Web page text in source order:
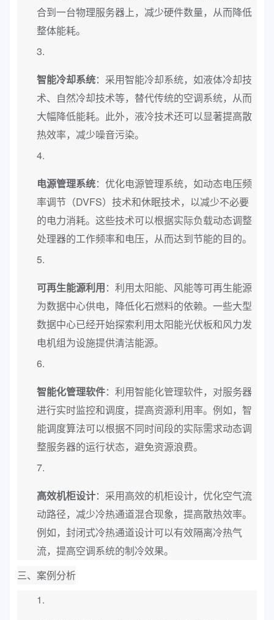
合到一台物理服务器上，减少硬件数量，从而降低
整体能耗。
智能冷却系统：采用智能冷却系统，如液体冷却技
术、自然冷却技术等，替代传统的空调系统，从而
大幅降低能耗。此外，液冷技术还可以显著提高散
热效率，减少噪音污染。
电源管理系统：优化电源管理系统，如动态电压频
率调节（DVFS）技术和休眠技术，以减少不必要
的电力消耗。这些技术可以根据实际负载动态调整
处理器的工作频率和电压，从而达到节能的目的。
可再生能源利用：利用太阳能、风能等可再生能源
为数据中心供电，降低化石燃料的依赖。一些大型
数据中心已经开始探索利用太阳能光伏板和风力发
电机组为设施提供清洁能源。
智能化管理软件：利用智能化管理软件，对服务器
进行实时监控和调度，提高资源利用率。例如，智
能调度算法可以根据不同时间段的实际需求动态调
整服务器的运行状态，避免资源浪费。
高效机柜设计：采用高效的机柜设计，优化空气流
动路径，减少冷热通道混合现象，提高散热效率。
例如，封闭式冷热通道设计可以有效隔离冷热气
流，提高空调系统的制冷效果。
三、案例分析